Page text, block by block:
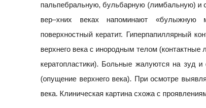
пальпебральную, бульбарную (лимбальную) и
вер–хних веках напоминают «булыжную
поверхностный кератит. Гиперпапиллярный
верхнего века с инородным телом
кератопластики). Больные жалуются на зуд
(опущение верхнего века). При осмотре
века. Клиническая картина схожа с